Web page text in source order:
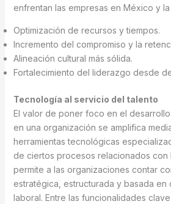
enfrentan las empresas en México y
Optimización de recursos y tiempos.
Incremento del compromiso y la
Alineación cultural más sólida.
Fortalecimiento del liderazgo desde
Tecnología al servicio del talento
El valor de poner foco en el
en una organización se amplifica
herramientas tecnológicas
de ciertos procesos relacionados con
permite a las organizaciones contar
estratégica, estructurada y basada en
laboral. Entre las funcionalidades